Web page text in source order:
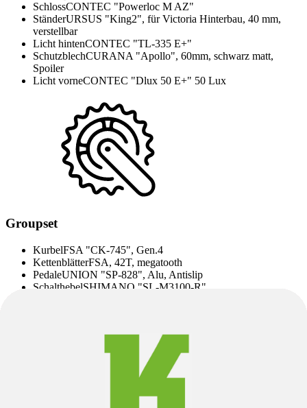
SchlossCONTEC "Powerloc M AZ"
StänderURSUS "King2", für Victoria Hinterbau, 40 mm,
verstellbar
Licht hintenCONTEC "TL-335 E+"
SchutzblechCURANA "Apollo", 60mm, schwarz matt,
Spoiler
Licht vorneCONTEC "Dlux 50 E+" 50 Lux
Groupset
KurbelFSA "CK-745", Gen.4
KettenblätterFSA, 42T, megatooth
PedaleUNION "SP-828", Alu, Antislip
SchalthebelSHIMANO "SL-M3100-R"
KMC "X9E"